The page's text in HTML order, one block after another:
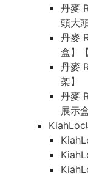
丹麥
頭大
丹麥
盒】
丹麥
架】
丹麥
展示盒
KiahLoc